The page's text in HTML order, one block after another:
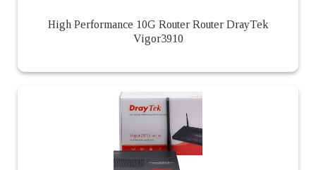
High Performance 10G Router Router DrayTek
Vigor3910